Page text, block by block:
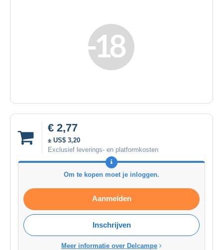
€ 2,77
± US$ 3,20
Exclusief leverings- en platformkosten
Om te kopen moet je inloggen.
Aanmelden
Inschrijven
Meer informatie over Delcampe